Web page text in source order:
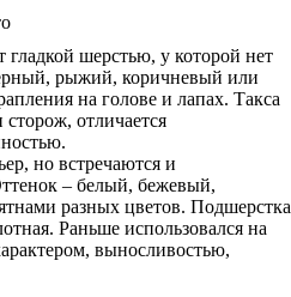
гладкой шерстью, у которой нет
рыжий, коричневый или
на голове и лапах. Такса
отличается
но встречаются и
– белый, бежевый,
разных цветов. Подшерстка
Раньше использовался на
выносливостью,